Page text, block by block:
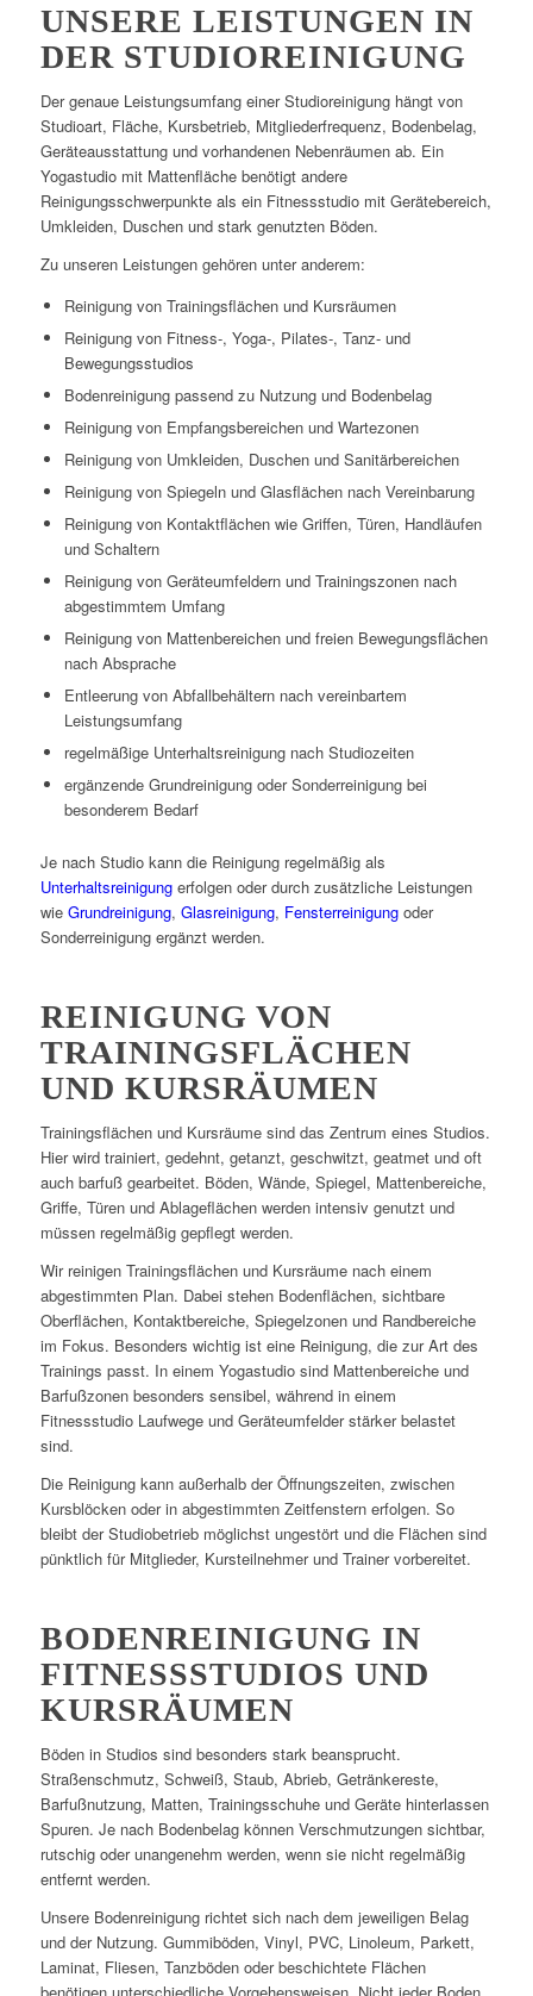
UNSERE LEISTUNGEN IN
DER STUDIOREINIGUNG
Der genaue Leistungsumfang einer Studioreinigung hängt von
Studioart, Fläche, Kursbetrieb, Mitgliederfrequenz, Bodenbelag,
Geräteausstattung und vorhandenen Nebenräumen ab. Ein
Yogastudio mit Mattenfläche benötigt andere
Reinigungsschwerpunkte als ein Fitnessstudio mit Gerätebereich,
Umkleiden, Duschen und stark genutzten Böden.
Zu unseren Leistungen gehören unter anderem:
Reinigung von Trainingsflächen und Kursräumen
Reinigung von Fitness-, Yoga-, Pilates-, Tanz- und
Bewegungsstudios
Bodenreinigung passend zu Nutzung und Bodenbelag
Reinigung von Empfangsbereichen und Wartezonen
Reinigung von Umkleiden, Duschen und Sanitärbereichen
Reinigung von Spiegeln und Glasflächen nach Vereinbarung
Reinigung von Kontaktflächen wie Griffen, Türen, Handläufen
und Schaltern
Reinigung von Geräteumfeldern und Trainingszonen nach
abgestimmtem Umfang
Reinigung von Mattenbereichen und freien Bewegungsflächen
nach Absprache
Entleerung von Abfallbehältern nach vereinbartem
Leistungsumfang
regelmäßige Unterhaltsreinigung nach Studiozeiten
ergänzende Grundreinigung oder Sonderreinigung bei
besonderem Bedarf
Je nach Studio kann die Reinigung regelmäßig als
Unterhaltsreinigungerfolgen oder durch zusätzliche Leistungen
wie Grundreinigung, Glasreinigung, Fensterreinigungoder
Sonderreinigung ergänzt werden.
REINIGUNG VON
TRAININGSFLÄCHEN
UND KURSRÄUMEN
Trainingsflächen und Kursräume sind das Zentrum eines Studios.
Hier wird trainiert, gedehnt, getanzt, geschwitzt, geatmet und oft
auch barfuß gearbeitet. Böden, Wände, Spiegel, Mattenbereiche,
Griffe, Türen und Ablageflächen werden intensiv genutzt und
müssen regelmäßig gepflegt werden.
Wir reinigen Trainingsflächen und Kursräume nach einem
abgestimmten Plan. Dabei stehen Bodenflächen, sichtbare
Oberflächen, Kontaktbereiche, Spiegelzonen und Randbereiche
im Fokus. Besonders wichtig ist eine Reinigung, die zur Art des
Trainings passt. In einem Yogastudio sind Mattenbereiche und
Barfußzonen besonders sensibel, während in einem
Fitnessstudio Laufwege und Geräteumfelder stärker belastet
sind.
Die Reinigung kann außerhalb der Öffnungszeiten, zwischen
Kursblöcken oder in abgestimmten Zeitfenstern erfolgen. So
bleibt der Studiobetrieb möglichst ungestört und die Flächen sind
pünktlich für Mitglieder, Kursteilnehmer und Trainer vorbereitet.
BODENREINIGUNG IN
FITNESSSTUDIOS UND
KURSRÄUMEN
Böden in Studios sind besonders stark beansprucht.
Straßenschmutz, Schweiß, Staub, Abrieb, Getränkereste,
Barfußnutzung, Matten, Trainingsschuhe und Geräte hinterlassen
Spuren. Je nach Bodenbelag können Verschmutzungen sichtbar,
rutschig oder unangenehm werden, wenn sie nicht regelmäßig
entfernt werden.
Unsere Bodenreinigung richtet sich nach dem jeweiligen Belag
und der Nutzung. Gummiböden, Vinyl, PVC, Linoleum, Parkett,
Laminat, Fliesen, Tanzböden oder beschichtete Flächen